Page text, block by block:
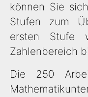
können Sie
Stufen zum
ersten Stufe
Zahlenbereich
Die 250